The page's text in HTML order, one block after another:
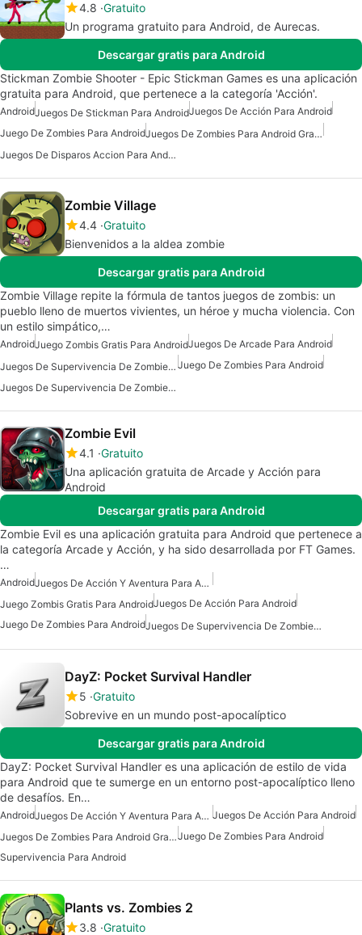
4.8 Gratuito
Un programa gratuito para Android, de Aurecas.
Descargar gratis para Android
Stickman Zombie Shooter - Epic Stickman Games es una aplicación
gratuita para Android, que pertenece a la categoría 'Acción'.
AndroidJuegos De Stickman Para AndroidJuegos De Acción Para Android
Juego De Zombies Para Android
Juegos De Zombies Para Android Gratis
Juegos De Disparos Accion Para Android
Zombie Village
4.4 Gratuito
Bienvenidos a la aldea zombie
Descargar gratis para Android
Zombie Village repite la fórmula de tantos juegos de zombis: un
pueblo lleno de muertos vivientes, un héroe y mucha violencia. Con
un estilo simpático,…
AndroidJuego Zombis Gratis Para AndroidJuegos De Arcade Para Android
Juegos De Supervivencia De Zombies Para Android Gratis Juego De Zombies Para Android
Juegos De Supervivencia De Zombies Para Android
Zombie Evil
4.1 Gratuito
Una aplicación gratuita de Arcade y Acción para
Android
Descargar gratis para Android
Zombie Evil es una aplicación gratuita para Android que pertenece a
la categoría Arcade y Acción, y ha sido desarrollada por FT Games.
…
Android
Juegos De Acción Y Aventura Para Android
Juego Zombis Gratis Para AndroidJuegos De Acción Para Android
Juego De Zombies Para Android
Juegos De Supervivencia De Zombies Para Android Gratis
DayZ: Pocket Survival Handler
5 Gratuito
Sobrevive en un mundo post-apocalíptico
Descargar gratis para Android
DayZ: Pocket Survival Handler es una aplicación de estilo de vida
para Android que te sumerge en un entorno post-apocalíptico lleno
de desafíos. En…
Android Juegos De Acción Y Aventura Para Android Juegos De Acción Para Android
Juegos De Zombies Para Android GratisJuego De Zombies Para Android
Supervivencia Para Android
Plants vs. Zombies 2
3.8 Gratuito